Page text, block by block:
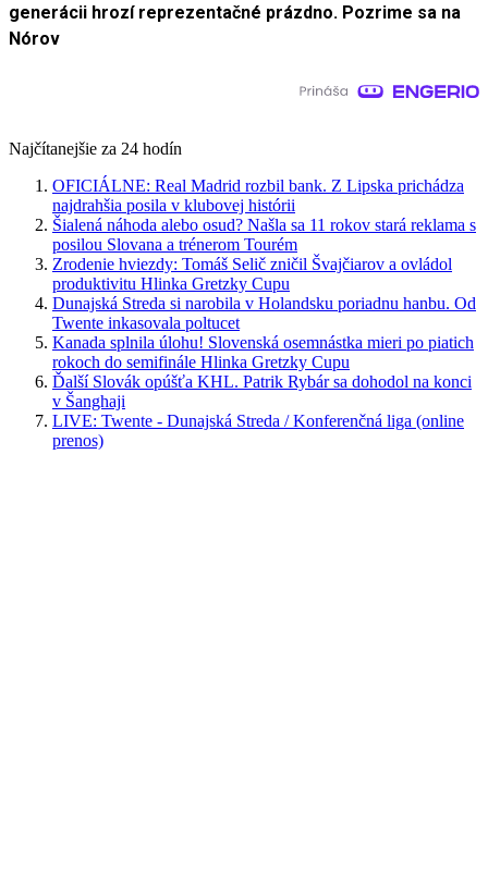
generácii hrozí reprezentačné prázdno. Pozrime sa na
Nórov
Najčítanejšie za 24 hodín
OFICIÁLNE: Real Madrid rozbil bank. Z Lipska prichádza
najdrahšia posila v klubovej histórii
Šialená náhoda alebo osud? Našla sa 11 rokov stará reklama s
posilou Slovana a trénerom Tourém
Zrodenie hviezdy: Tomáš Selič zničil Švajčiarov a ovládol
produktivitu Hlinka Gretzky Cupu
Dunajská Streda si narobila v Holandsku poriadnu hanbu. Od
Twente inkasovala poltucet
Kanada splnila úlohu! Slovenská osemnástka mieri po piatich
rokoch do semifinále Hlinka Gretzky Cupu
Ďalší Slovák opúšťa KHL. Patrik Rybár sa dohodol na konci
v Šanghaji
LIVE: Twente - Dunajská Streda / Konferenčná liga (online
prenos)